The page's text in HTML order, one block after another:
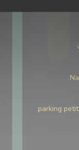
parking